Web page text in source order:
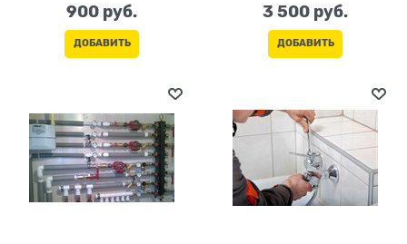
900 руб.
ДОБАВИТЬ
3 500 руб.
ДОБАВИТЬ